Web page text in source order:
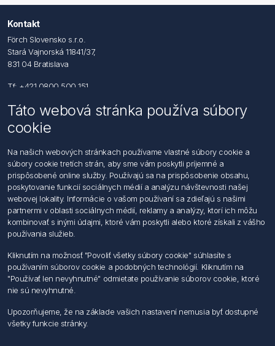
Kontakt
Förch Slovensko s.r.o.
Stará Vajnorská 11841/37,
831 04 Bratislava
Tf: +421 0800 500 151
Email: office@foerch.sk
Kontaktujte nás
Informácie
Imprint
Vyhlásenie k ochrane údajov
Všeobecné dodacie a obchodné podmienky
Obchodný zástupca
Môj účet
Môj účet
Objednávky
Adresy
Táto webová stránka používa súbory
cookie
Na našich webových stránkach používame vlastné súbory cookie a
súbory cookie tretích strán, aby sme vám poskytli príjemné a
prispôsobené online služby. Používajú sa na prispôsobenie obsahu,
poskytovanie funkcií sociálnych médií a analýzu návštevnosti našej
webovej lokality. Informácie o vašom používaní sa zdieľajú s našimi
partnermi v oblasti sociálnych médií, reklamy a analýzy, ktorí ich môžu
kombinovať s inými údajmi, ktoré vám poskytli alebo ktoré získali z vášho
používania služieb.
Kliknutím na možnosť "Povoliť všetky súbory cookie" súhlasíte s
používaním súborov cookie a podobných technológií. Kliknutím na
"Používať len nevyhnutné" odmietate používanie súborov cookie, ktoré
nie sú nevyhnutné.
Upozorňujeme, že na základe vašich nastavení nemusia byť dostupné
všetky funkcie stránky.